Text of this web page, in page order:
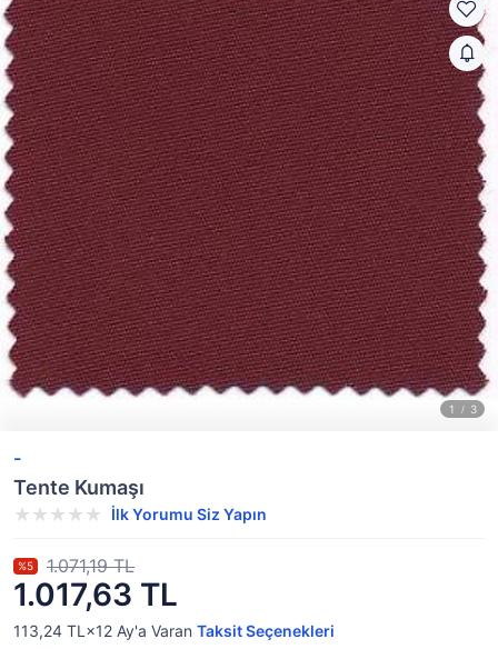
-
Tente Kumaşı
İlk Yorumu Siz Yapın
1.017,63 TL
%5 1.071,19 TL
113,24 TL×12 Ay'a Varan Taksit Seçenekleri